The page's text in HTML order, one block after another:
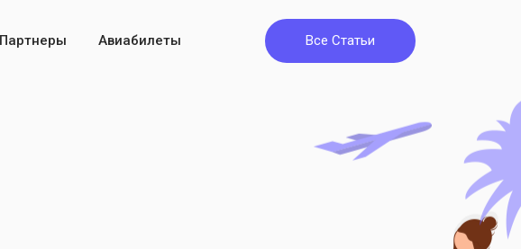
Партнеры Авиабилеты Все Статьи